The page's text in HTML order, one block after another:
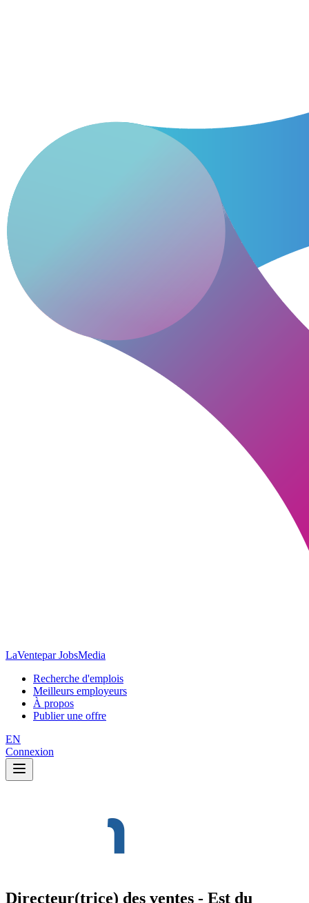
LaVentepar JobsMedia
Recherche d'emplois
Meilleurs employeurs
À propos
Publier une offre
EN
Connexion
Directeur(trice) des ventes - Est du